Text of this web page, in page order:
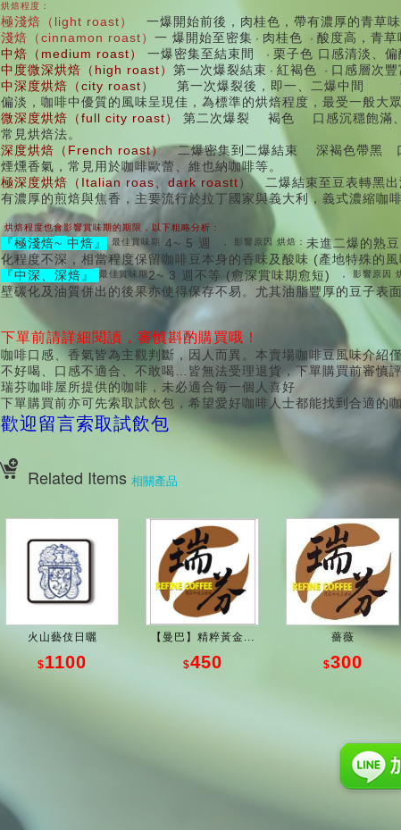
烘焙程度 ：
極淺焙（ light roast ） 一爆開始前後 ， 肉桂色， 帶有濃厚的青草
淺焙（ cinnamon roast ） 一 爆開始至密集 ， 肉桂色 ， 酸度高，青草
中焙（ medium roast ） 一爆密集至結束間 ， 栗子色 口感清淡、
中度微深烘焙（ high roast ） 第一次爆裂結束 ， 紅褐色 ，
口感層次
中深度烘焙（ city roast ） 第一次爆裂後，即一、二爆中間
偏淡，咖啡中優質的風味呈現佳，為標準的烘焙程度，最受一般大
微深度烘焙（ full city roast ） 第二次爆裂 褐色
口感沉穩飽滿
常見烘焙法。
深度烘焙（ French roast） 二爆密集到二爆結束 深褐色帶黑
煙燻香氣，常見用於咖啡歐蕾、維也納咖啡等。
極深度烘焙（ Italian roas、 dark roastt ） 二爆結束至豆表轉黑出
有濃厚的煎焙與焦香，主要流行於拉丁國家與義大利，義式濃縮咖啡
烘焙程度也會影響賞味期的期限，以下粗略分析：
『極淺焙~ 中焙』 最佳賞味期 4~ 5 週 ， 影響原因 烘焙： 未進二爆的熟
化程度不深，相當程度保留咖啡豆本身的香味及酸味 (產地特殊的風
『中深、深焙』 最佳賞味期 2~ 3 週不等 (愈深賞味期愈短) ， 影響原因
壁碳化及油質併出的後果亦使得保存不易。尤其油脂豐厚的豆子表
下單前請詳細閱讀，審慎斟酌購買哦！
咖啡口感、香氣皆為主觀判斷，因人而異。本賣場咖啡豆風味介紹
不好喝、口感不適合、不敢喝…皆無法受理退貨，下單購買前審慎
瑞芬咖啡屋所提供的咖啡，未必適合毎一個人喜好
下單購買前亦可先索取試飲包，希望愛好咖啡人士都能找到合適的咖
歡迎留言索取試飲包
Related Items 相關產品
火山藝伎日曬
$1100
【曼巴】精粹黃金...
$450
薔薇
$300